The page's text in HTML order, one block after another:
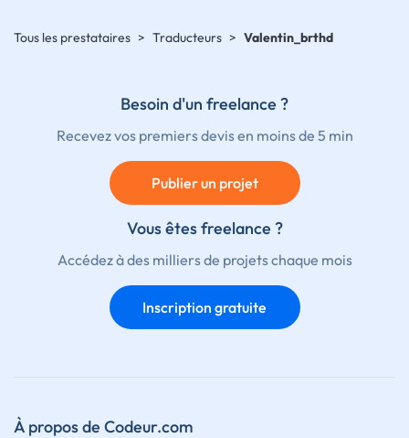
Tous les prestataires > Traducteurs > Valentin_brthd
Besoin d'un freelance ?
Recevez vos premiers devis en moins de 5 min
Publier un projet
Vous êtes freelance ?
Accédez à des milliers de projets chaque mois
Inscription gratuite
À propos de Codeur.com